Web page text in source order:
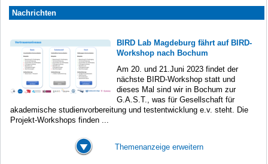
Nachrichten
BIRD Lab Magdeburg fährt auf BIRD-
Workshop nach Bochum
Am 20. und 21.Juni 2023 findet der
nächste BIRD-Workshop statt und
dieses Mal sind wir in Bochum zur
G.A.S.T., was für Gesellschaft für
akademische studienvorbereitung und testentwicklung e.v. steht. Die
Projekt-Workshops finden ...
Themenanzeige erweitern